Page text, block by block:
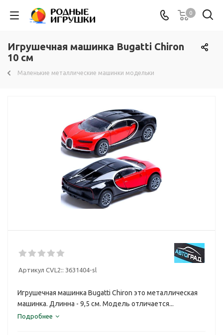
0
Игрушечная машинка Bugatti Chiron
10 см
Маленькие металлические машинки модельки
Артикул CVL2:: 3631404-sl
Игрушечная машинка Bugatti Chiron это металлическая
машинка. Длинна - 9,5 см. Модель отличается...
Подробнее